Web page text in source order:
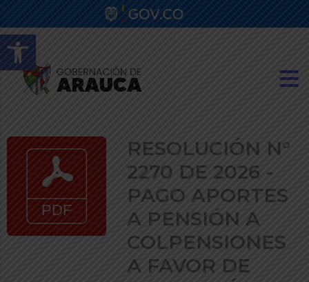
Abrir barra de herramientas
RESOLUCIÓN N°
2270 DE 2026 -
PAGO APORTES
A PENSIÓN A
COLPENSIONES
A FAVOR DE